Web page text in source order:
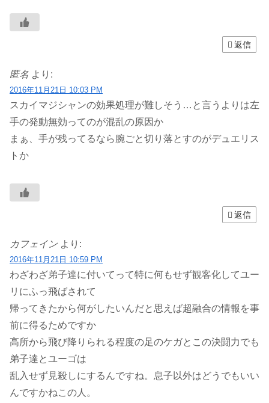
返信
匿名 より:
2016年11月21日 10:03 PM
スカイマジシャンの効果処理が難しそう…と言うよりは左
手の発動無効ってのが混乱の原因か
まぁ、手が残ってるなら腕ごと切り落とすのがデュエリス
トか
返信
カフェイン より:
2016年11月21日 10:59 PM
わざわざ弟子達に付いてって特に何もせず観客化してユー
リにふっ飛ばされて
帰ってきたから何がしたいんだと思えば超融合の情報を事
前に得るためですか
高所から飛び降りられる程度の足のケガとこの決闘力でも
弟子達とユーゴは
乱入せず見殺しにするんですね。息子以外はどうでもいい
んですかねこの人。